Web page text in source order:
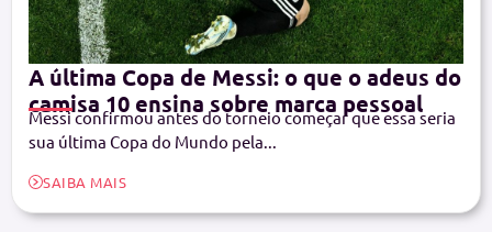
A última Copa de Messi: o que o adeus do
camisa 10 ensina sobre marca pessoal
Messi confirmou antes do torneio começar que essa seria
sua última Copa do Mundo pela...
SAIBA MAIS